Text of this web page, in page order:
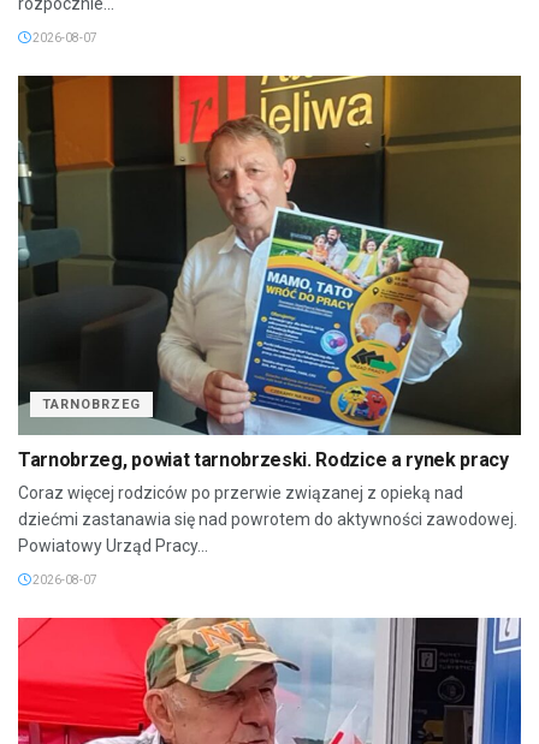
2026-08-07
TARNOBRZEG
Tarnobrzeg, powiat tarnobrzeski. Rodzice a rynek pracy
Coraz więcej rodziców po przerwie związanej z opieką nad
dziećmi zastanawia się nad powrotem do aktywności zawodowej.
Powiatowy Urząd Pracy...
2026-08-07